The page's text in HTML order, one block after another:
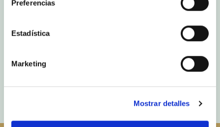
Preferencias
Estadística
Marketing
Mostrar detalles